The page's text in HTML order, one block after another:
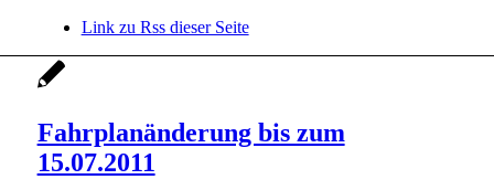
Link zu Rss dieser Seite
Fahrplanänderung bis zum
15.07.2011